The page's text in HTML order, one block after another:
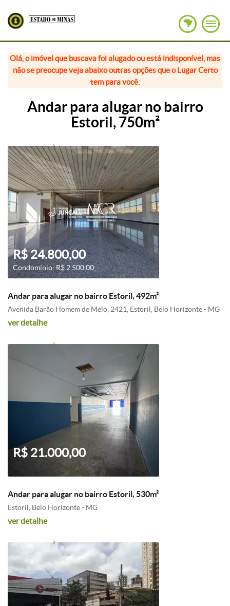
Olá, o imóvel que buscava foi alugado ou está indisponível, mas
não se preocupe veja abaixo outras opções que o Lugar Certo
tem para você.
Andar para alugar no bairro
Estoril, 750m²
R$ 24.800,00
Condomínio: R$ 2.500,00
Andar para alugar no bairro Estoril, 492m²
Avenida Barão Homem de Melo, 2421, Estoril, Belo Horizonte - MG
ver detalhe
R$ 21.000,00
Andar para alugar no bairro Estoril, 530m²
Estoril, Belo Horizonte - MG
ver detalhe